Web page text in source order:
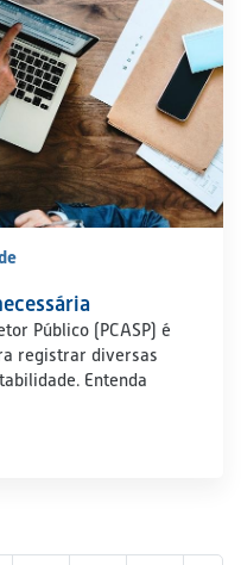
Público (PCASP) é
registrar diversas
Entenda